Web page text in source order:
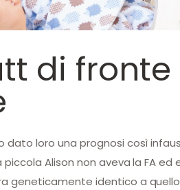
di
dato loro una prognosi così
Alison non aveva la FA
identico a quello